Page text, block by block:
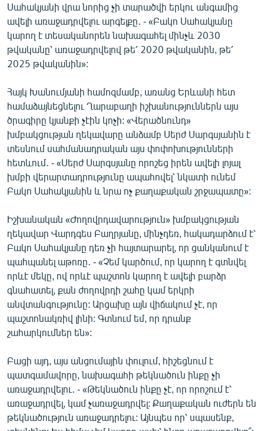
Սահակյանի վրա նորից չի տարածվի երկու անգամից
ավելի առաջադրվելու արգելքը․ - «Բակո Սահակյանը
կարող է տեսականորեն նախագահել մինչև 2030
թվականը՝ առաջադրվելով թե՛ 2020 թվականին, թե՛
2025 թվականին»:
Հայկ Խանումյանի համոզմամբ, առանց Երևանի հետ
համաձայնեցնելու Ղարաբաղի իշխանություններն այս
ծրագիրը կյանքի չէին կոչի: «Վերածնունդ»
խմբակցության ղեկավարը անձամբ Սերժ Սարգսյանին է
տեսնում սահմանադրական այս փոփոխությունների
հետևում․ - «Սերժ Սարգսյանը որոշեց իրեն ավելի լոյալ
խմբի վերարտադրությունը ապահովել՝ նկատի ունեմ
Բակո Սահակյանին և նրա ոչ քաղաքական շրջապատը»:
Իշխանական «Ժողովրդավարություն» խմբակցության
ղեկավար Վարդգես Բաղրյանը, մինչդեռ, հակադարձում է՝
Բակո Սահակյանը դեռ չի հայտարարել, որ ցանկանում է
պահպանել աթոռը․ - «Չեմ կարծում, որ կարող է գտնվել
որևէ մեկը, ով որևէ պաշտոն կարող է ավելի բարձր
գնահատել, քան ժողովրդի շահը կամ երկրի
անվտանգությունը: Արցախը այն վիճակում չէ, որ
պաշտոնակռիվ լինի: Գտնում եմ, որ դրանք
շահարկումներ են»:
Բացի այդ, այս անցումային փուլում, հիշեցնում է
պատգամավորը, նախագահի թեկնածուն ինքը չի
առաջադրվելու․ - «Թեկնածուն ինքը չէ, որ որոշում է՝
առաջադրվել, կամ չառաջադրվել: Քաղաքական ուժերն են
թեկնածություն առաջադրելու: Այնպես որ՝ սպասենք,